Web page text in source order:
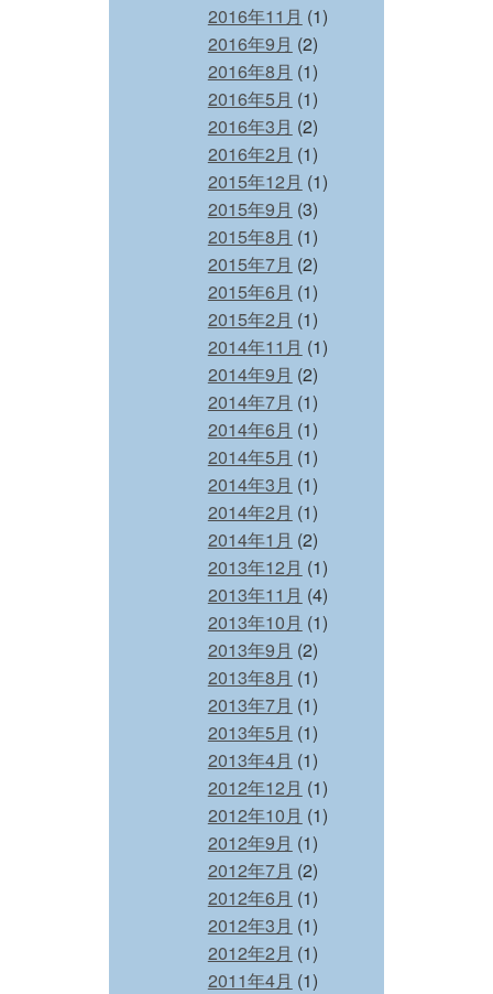
2016年11月 (1)
2016年9月 (2)
2016年8月 (1)
2016年5月 (1)
2016年3月 (2)
2016年2月 (1)
2015年12月 (1)
2015年9月 (3)
2015年8月 (1)
2015年7月 (2)
2015年6月 (1)
2015年2月 (1)
2014年11月 (1)
2014年9月 (2)
2014年7月 (1)
2014年6月 (1)
2014年5月 (1)
2014年3月 (1)
2014年2月 (1)
2014年1月 (2)
2013年12月 (1)
2013年11月 (4)
2013年10月 (1)
2013年9月 (2)
2013年8月 (1)
2013年7月 (1)
2013年5月 (1)
2013年4月 (1)
2012年12月 (1)
2012年10月 (1)
2012年9月 (1)
2012年7月 (2)
2012年6月 (1)
2012年3月 (1)
2012年2月 (1)
2011年4月 (1)